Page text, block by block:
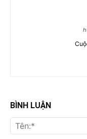
BÌNH LUẬN